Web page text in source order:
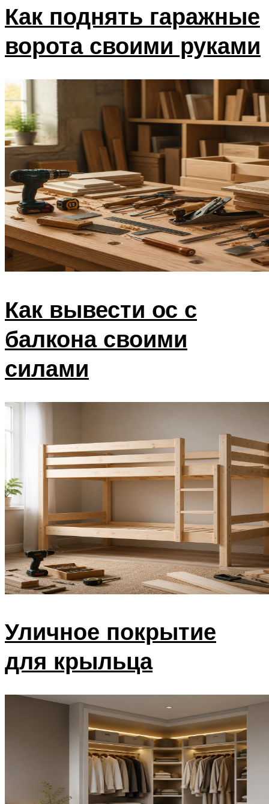
Как поднять гаражные
ворота своими руками
Как вывести ос с
балкона своими
силами
Уличное покрытие
для крыльца